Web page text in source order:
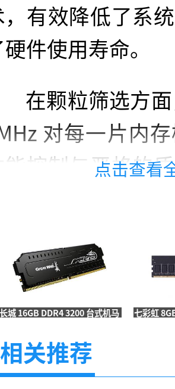
，有效降低了系
件使用寿命。
在颗粒筛选方
对每一片内
能控制与严格的
得内存条在面对
及主流游戏时，
。广泛的兼容性
设置。
点击查看
长城 16GB DDR4 3200 台式机马
七彩虹
相关推荐